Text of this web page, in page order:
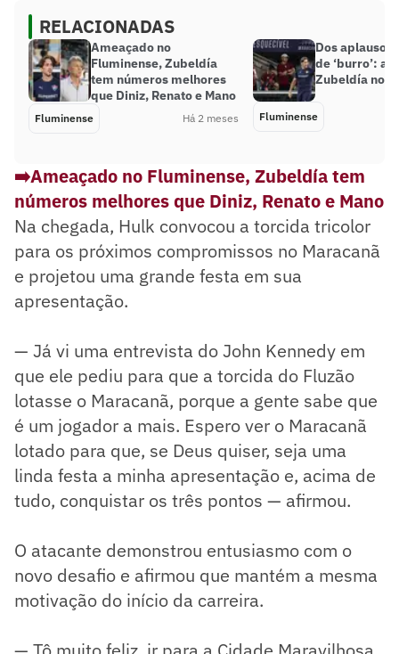
RELACIONADAS
Ameaçado no
Fluminense, Zubeldía
tem números melhores
que Diniz, Renato e Mano
Fluminense Há 2 meses
Dos aplausos
de ‘burro’: a
Zubeldía no
Fluminense
➡️Ameaçado no Fluminense, Zubeldía tem
números melhores que Diniz, Renato e Mano
Na chegada, Hulk convocou a torcida tricolor
para os próximos compromissos no Maracanã
e projetou uma grande festa em sua
apresentação.
— Já vi uma entrevista do John Kennedy em
que ele pediu para que a torcida do Fluzão
lotasse o Maracanã, porque a gente sabe que
é um jogador a mais. Espero ver o Maracanã
lotado para que, se Deus quiser, seja uma
linda festa a minha apresentação e, acima de
tudo, conquistar os três pontos — afirmou.
O atacante demonstrou entusiasmo com o
novo desafio e afirmou que mantém a mesma
motivação do início da carreira.